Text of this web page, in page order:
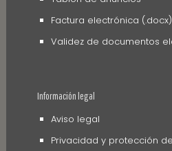
Factura electrónica (.docx)
Validez de documentos
Información legal
Aviso legal
Privacidad y protección